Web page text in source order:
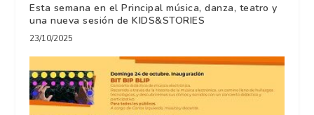
Esta semana en el Principal música, danza, teatro y
una nueva sesión de KIDS&STORIES
23/10/2025